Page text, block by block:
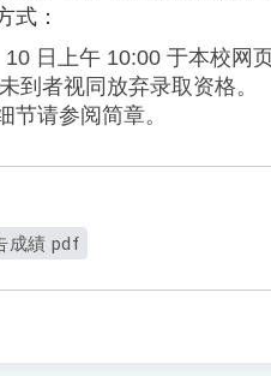
式：
10 日上午 10:00 于本校网
到者视同放弃录取资格。
节请参阅简章。
成績 pdf